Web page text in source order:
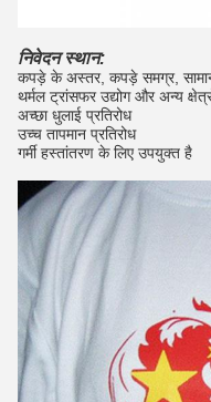
निवेदन स्थान:
कपड़े के अस्तर, कपड़े समग्र,
थर्मल ट्रांसफर उद्योग और अन्य
अच्छा धुलाई प्रतिरोध
उच्च तापमान प्रतिरोध
गर्मी हस्तांतरण के लिए उपयुक्त है